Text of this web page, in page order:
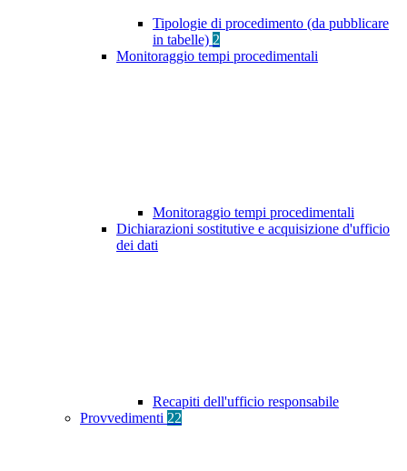
Tipologie di procedimento (da pubblicare
in tabelle) 2
Monitoraggio tempi procedimentali
Monitoraggio tempi procedimentali
Dichiarazioni sostitutive e acquisizione d'ufficio
dei dati
Recapiti dell'ufficio responsabile
Provvedimenti 22